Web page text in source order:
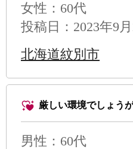
女性：60代
投稿日：2023年9
北海道紋別市
厳しい環境でしょう
男性 ：60代